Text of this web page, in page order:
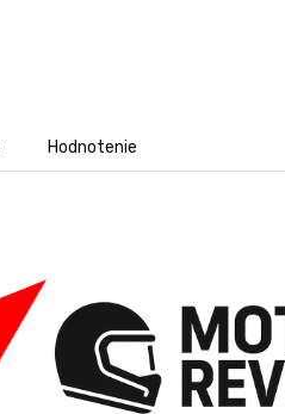
Hodnotenie